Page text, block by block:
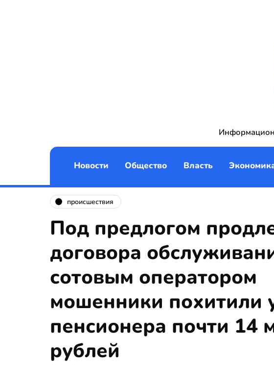
Новости Общество Власть
происшествия
Под предлогом
договора
сотовым оператором
мошенники похитили
пенсионера почти 14
рублей